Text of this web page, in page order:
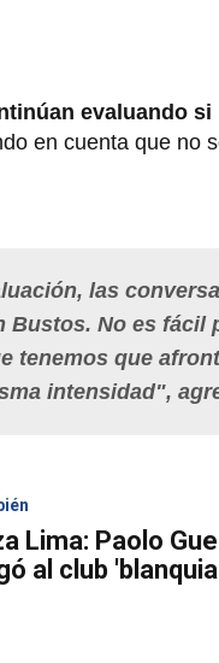
evaluando
en cuenta que no
las
Bustos. No es
tenemos que
intensidad",
Lima: Paolo
al club